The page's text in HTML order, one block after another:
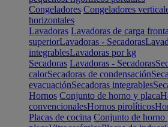
Congeladores Congeladores
horizontales
Lavadoras Lavadoras de carga
superiorLavadoras - Secadoras
integrablesLavadoras por kg
Secadoras Lavadoras - Secadoras
calorSecadoras de condensación
evacuaciónSecadoras integrables
Hornos Conjunto de horno y placa
convencionalesHornos pirolíticos
Placas de cocina Conjunto de horno